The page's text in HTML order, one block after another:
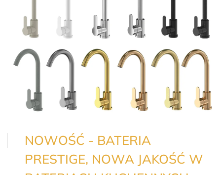
NOWOŚĆ - BATERIA
PRESTIGE, NOWA JAKOŚĆ W